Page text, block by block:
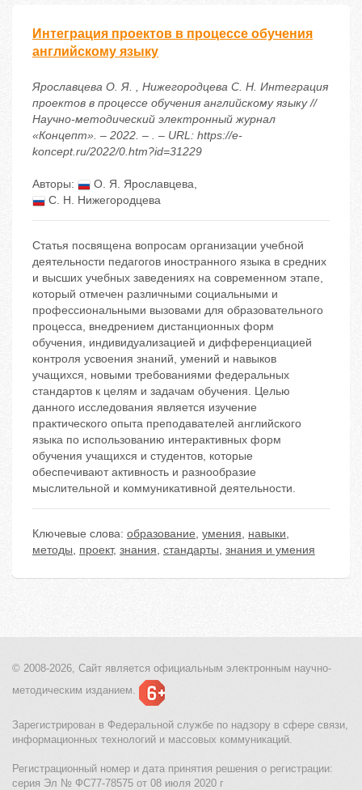
Интеграция проектов в процессе обучения
английскому языку
Ярославцева О. Я. , Нижегородцева С. Н. Интеграция
проектов в процессе обучения английскому языку //
Научно-методический электронный журнал
«Концепт». – 2022. – . – URL: https://e-
koncept.ru/2022/0.htm?id=31229
Авторы: О. Я. Ярославцева,
С. Н. Нижегородцева
Статья посвящена вопросам организации учебной
деятельности педагогов иностранного языка в средних
и высших учебных заведениях на современном этапе,
который отмечен различными социальными и
профессиональными вызовами для образовательного
процесса, внедрением дистанционных форм
обучения, индивидуализацией и дифференциацией
контроля усвоения знаний, умений и навыков
учащихся, новыми требованиями федеральных
стандартов к целям и задачам обучения. Целью
данного исследования является изучение
практического опыта преподавателей английского
языка по использованию интерактивных форм
обучения учащихся и студентов, которые
обеспечивают активность и разнообразие
мыслительной и коммуникативной деятельности.
Ключевые слова: образование, умения, навыки,
методы, проект, знания, стандарты, знания и умения
© 2008-2026, Сайт является официальным электронным научно-
методическим изданием.
Зарегистрирован в Федеральной службе по надзору в сфере связи,
информационных технологий и массовых коммуникаций.
Регистрационный номер и дата принятия решения о регистрации:
серия Эл № ФС77-78575 от 08 июля 2020 г